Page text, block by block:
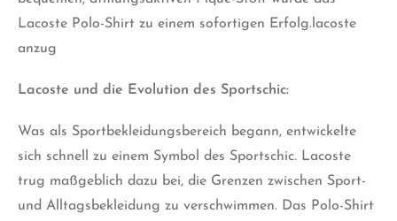
Lacoste Polo-Shirt zu einem sofortigen Erfolg.lacoste
anzug
Lacoste und die Evolution des Sportschic:
Was als Sportbekleidungsbereich begann, entwickelte
sich schnell zu einem Symbol des Sportschic. Lacoste
trug maßgeblich dazu bei, die Grenzen zwischen Sport-
und Alltagsbekleidung zu verschwimmen. Das Polo-Shirt